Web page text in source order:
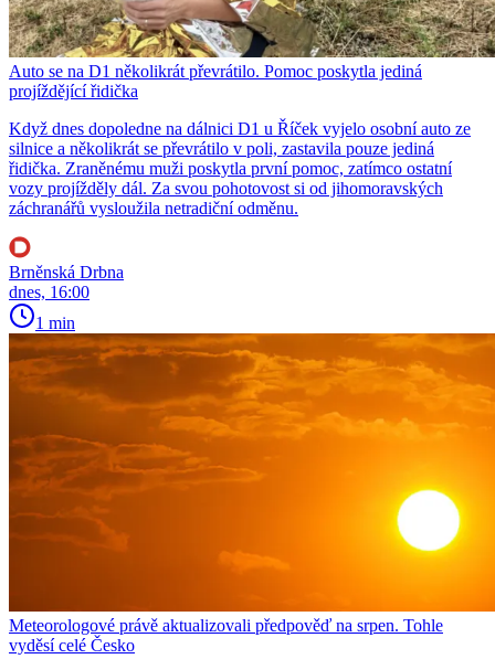
Auto se na D1 několikrát převrátilo. Pomoc poskytla jediná
projíždějící řidička
Když dnes dopoledne na dálnici D1 u Říček vyjelo osobní auto ze
silnice a několikrát se převrátilo v poli, zastavila pouze jediná
řidička. Zraněnému muži poskytla první pomoc, zatímco ostatní
vozy projížděly dál. Za svou pohotovost si od jihomoravských
záchranářů vysloužila netradiční odměnu.
Brněnská Drbna
dnes, 16:00
1 min
Meteorologové právě aktualizovali předpověď na srpen. Tohle
vyděsí celé Česko